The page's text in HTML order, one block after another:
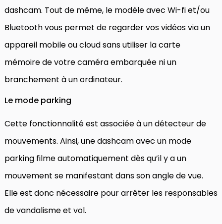
dashcam. Tout de même, le modèle avec Wi-fi et/ou
Bluetooth vous permet de regarder vos vidéos via un
appareil mobile ou cloud sans utiliser la carte
mémoire de votre caméra embarquée ni un
branchement à un ordinateur.
Le mode parking
Cette fonctionnalité est associée à un détecteur de
mouvements. Ainsi, une dashcam avec un mode
parking filme automatiquement dès qu’il y a un
mouvement se manifestant dans son angle de vue.
Elle est donc nécessaire pour arrêter les responsables
de vandalisme et vol.